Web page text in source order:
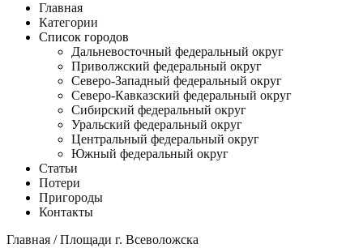
Главная
Категории
Список городов
Дальневосточный федеральный округ
Приволжский федеральный округ
Северо-Западный федеральный округ
Северо-Кавказский федеральный округ
Сибирский федеральный округ
Уральский федеральный округ
Центральный федеральный округ
Южный федеральный округ
Статьи
Потери
Пригороды
Контакты
Главная /Площади г. Всеволожска